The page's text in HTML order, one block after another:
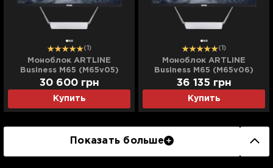
(1)
Моноблок ARTLINE
Business M65 (M65v05)
(UA)
Купить
30 600 грн
(1)
Моноблок ARTLINE
Business M65 (M65v06)
(UA)
Купить
36 135 грн
Показать больше